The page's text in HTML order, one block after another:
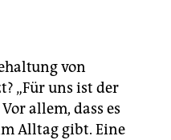
von
„Für uns ist der
allem, dass es
Alltag gibt. Eine